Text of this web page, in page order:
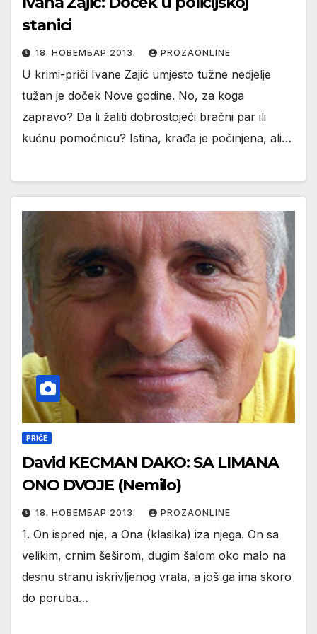
stanici
18. НОВЕМБАР 2013. PROZAONLINE
U krimi-priči Ivane Zajić umjesto tužne nedjelje
tužan je doček Nove godine. No, za koga
zapravo? Da li žaliti dobrostojeći bračni par ili
kućnu pomoćnicu? Istina, krađa je počinjena, ali…
PRIČE
David KECMAN DAKO: SA LIMANA
ONO DVOJE (Nemilo)
18. НОВЕМБАР 2013. PROZAONLINE
1. On ispred nje, a Ona (klasika) iza njega. On sa
velikim, crnim šeširom, dugim šalom oko malo na
desnu stranu iskrivljenog vrata, a još ga ima skoro
do poruba…